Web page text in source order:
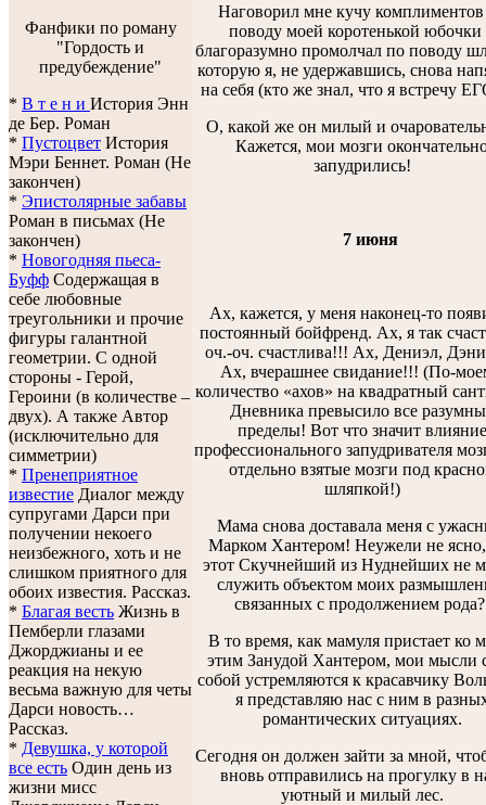
Фанфики по роману
"Гордость и
предубеждение"
* В т е н и История Энн
де Бер. Роман
* Пустоцвет История
Мэри Беннет. Роман (Не
закончен)
* Эпистолярные забавы
Роман в письмах (Не
закончен)
* Новогодняя пьеса-
Буфф Содержащая в
себе любовные
треугольники и прочие
фигуры галантной
геометрии. С одной
стороны - Герой,
Героини (в количестве –
двух). А также Автор
(исключительно для
симметрии)
* Пренеприятное
известие Диалог между
супругами Дарси при
получении некоего
неизбежного, хоть и не
слишком приятного для
обоих известия. Рассказ.
* Благая весть Жизнь в
Пемберли глазами
Джорджианы и ее
реакция на некую
весьма важную для четы
Дарси новость…
Рассказ.
* Девушка, у которой
все есть Один день из
жизни мисс
Наговорил мне кучу
поводу моей коротенькой юбочки
благоразумно промолчал по поводу
которую я, не удержавшись, снова
на себя (кто же знал, что я встречу
О, какой же он милый и
Кажется, мои мозги
запудрились!
7 июня
Ах, кажется, у меня наконец-то
постоянный бойфренд. Ах, я так
оч.-оч. счастлива!!! Ах, Дениэл,
Ах, вчерашнее свидание!!! (По-
количество «ахов» на квадратный
Дневника превысило все
пределы! Вот что значит влияние
профессионального запудривателя
отдельно взятые мозги под
шляпкой!)
Мама снова доставала меня с
Марком Хантером! Неужели не
этот Скучнейший из Нуднейших не
служить объектом моих
связанных с продолжением
В то время, как мамуля пристает ко
этим Занудой Хантером, мои мысли
собой устремляются к красавчику
я представляю нас с ним в
романтических ситуациях.
Сегодня он должен зайти за мной,
вновь отправились на прогулку в
уютный и милый лес.